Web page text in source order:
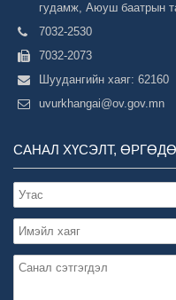
гудамж, Аюуш баатрын
7032-2530
7032-2073
Шуудангийн хаяг: 62160
uvurkhangai@ov.gov.mn
САНАЛ ХҮСЭЛТ,